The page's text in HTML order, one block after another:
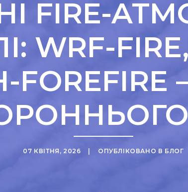
FIRE-
WRF-
07 КВІТНЯ, 2026 ОПУБЛІКОВАНО В БЛОГ